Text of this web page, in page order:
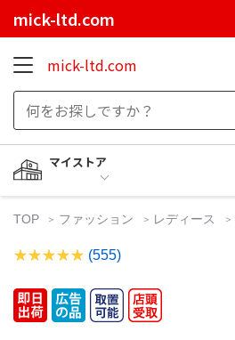
mick-ltd.com
mick-ltd.com
マイストア
TOP ファッション レディース
(555)